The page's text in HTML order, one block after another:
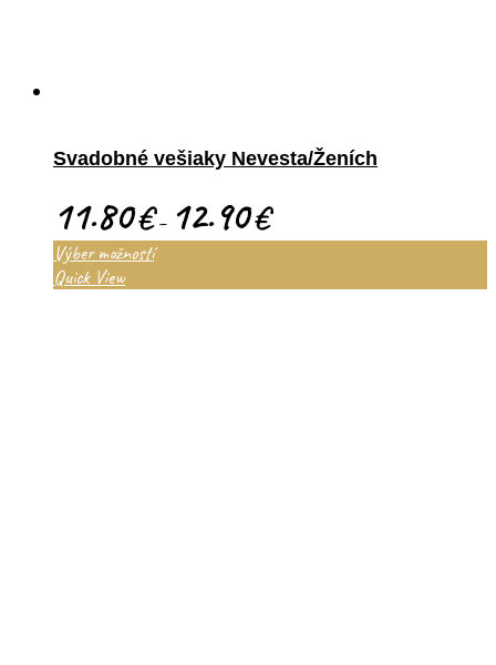
Svadobné vešiaky Nevesta/Ženích
11.80€– 12.90€
Výber možností
Quick View